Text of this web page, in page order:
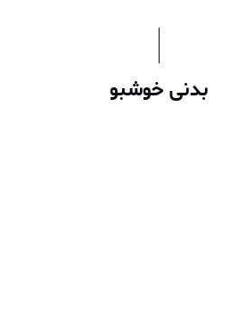
بدنی خوشبو